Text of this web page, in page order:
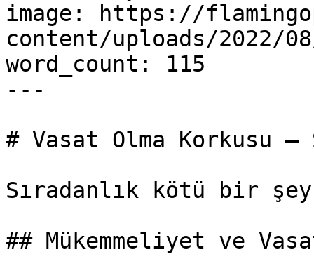
image: https://
content/uploads/2022/
word_count: 115
---
# Vasat Olma Korkusu –
Sıradanlık kötü bir
## Mükemmeliyet ve